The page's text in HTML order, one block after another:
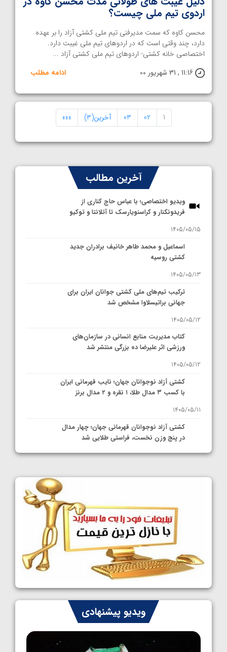
اردوی تیم ملی چیست؟
محسن کاوه که سمت مدیرفنی تیم ملی کشتی آزاد را بر عهده
دارد، چند وقتی است که در اردوهای تیم ملی غیبت دارد.
اختصاصی خانه کشتی- اردوهای تیم ملی کشتی آزاد ...
11:16 , 31 شهریور 00
ادامه مطلب
1
02
03 آخرین(3) »»»
آخرین مطالب
ویدیو اختصاصی؛ با عباس حاج کناری از
فریدونکنار و کراسنویارسک تا آتلانتا و توکیو
1405/05/15
اسماعیل و محمد طاهر خانیف برادران جدید
کشتی روسیه
1405/05/13
ترکیب تیم‌های ملی کشتی جوانان ایران برای
جهانی براتیسلاوا مشخص شد
1405/05/12
کتاب مدیریت منابع انسانی در سازمان‌های
ورزشی اثر علیرضا ده بزرگی منتشر شد
1405/05/12
کشتی آزاد نوجوانان جهان؛ نایب قهرمانی ایران
با کسب ۳ مدال طلا، ۱ نقره و ۲ مدال برنز
1405/05/11
کشتی آزاد نوجوانان قهرمانی جهان؛ چهار مدال
در پنج وزن نخست، فراستی طلایی شد
1405/05/11
کشتی آزاد نوجوانان جهان؛ رقبای نمایندگان
ایران مشخص شدند
1405/05/08
کشتی فرنگی نوجوانان جهان؛ سکوی تیمی
سوم برای ایران
1405/05/07
ایران چشم به راه چهار مدال در پنج وزن دوم
کشتی فرنگی نوجوانان جهان
1405/05/06
ویدیو پیشنهادی